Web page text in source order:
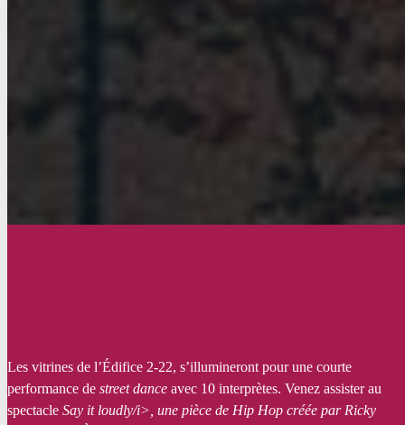
Les vitrines de l’Édifice 2-22, s’illumineront pour une courte
performance de street dance avec 10 interprètes. Venez assister au
spectacle Say it loudly/i>, une pièce de Hip Hop créée par Ricky